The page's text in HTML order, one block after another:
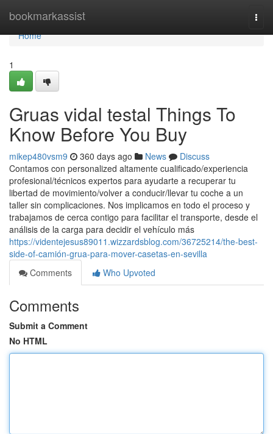
bookmarkassist
Home
Home
1
Gruas vidal testal Things To
Know Before You Buy
mikep480vsm9 360 days ago News
Discuss
Contamos con personalized altamente cualificado/experiencia
profesional/técnicos expertos para ayudarte a recuperar tu
libertad de movimiento/volver a conducir/llevar tu coche a un
taller sin complicaciones. Nos implicamos en todo el proceso y
trabajamos de cerca contigo para facilitar el transporte, desde el
análisis de la carga para decidir el vehículo más
https://videntejesus89011.wizzardsblog.com/36725214/the-best-
side-of-camión-grua-para-mover-casetas-en-sevilla
Comments
Who Upvoted
Comments
Submit a Comment
No HTML